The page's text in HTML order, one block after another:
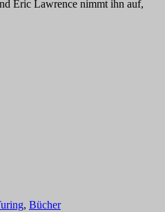
Eric Lawrence nimmt ihn auf,
, Bücher